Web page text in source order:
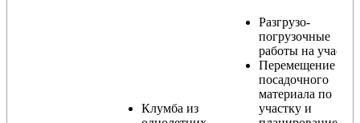
Клумба из
Разгрузо-
погрузочные
работы на участке
Перемещение
посадочного
материала по
участку и